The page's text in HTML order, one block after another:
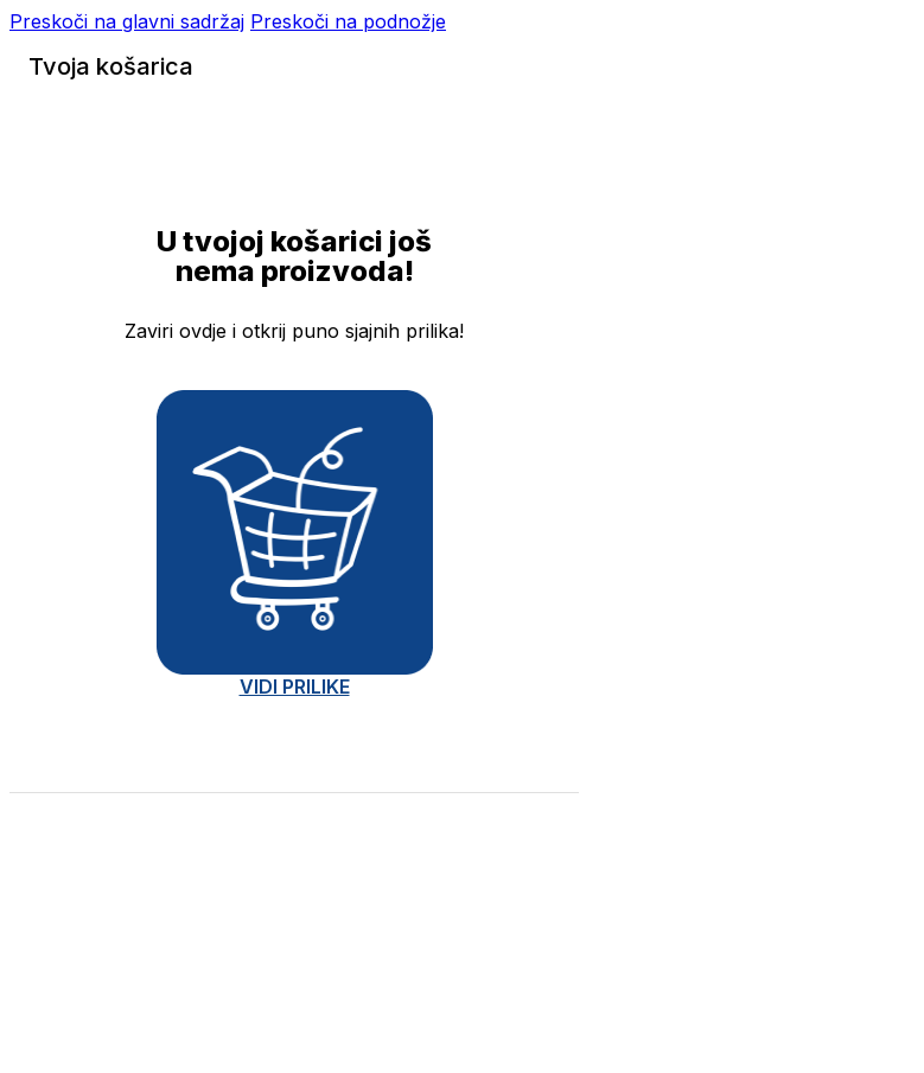
Preskoči na glavni sadržaj Preskoči na podnožje
Tvoja košarica
U tvojoj košarici još
nema proizvoda!
Zaviri ovdje i otkrij puno sjajnih prilika!
VIDI PRILIKE